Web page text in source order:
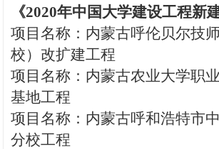
《2020年中国大学建设工程新
项目名称：内蒙古呼伦贝尔技
校）改扩建工程
项目名称：内蒙古农业大学职
基地工程
项目名称：内蒙古呼和浩特市
分校工程